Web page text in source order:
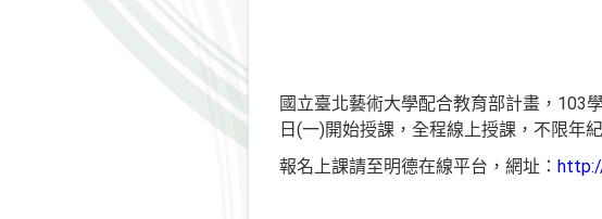
國立臺北藝術大學配合教育部計畫，103
日(一)開始授課，全程線上授課，不限年
報名上課請至明德在線平台，網址：